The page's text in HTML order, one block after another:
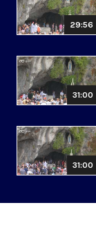
29:56
31:00
31:00